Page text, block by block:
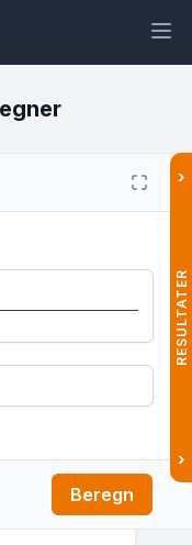
Nem omregning Widget
Beregn
›
RESULTATER
›